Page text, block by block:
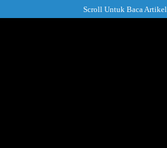
ke
Scroll Untuk Baca Artikel